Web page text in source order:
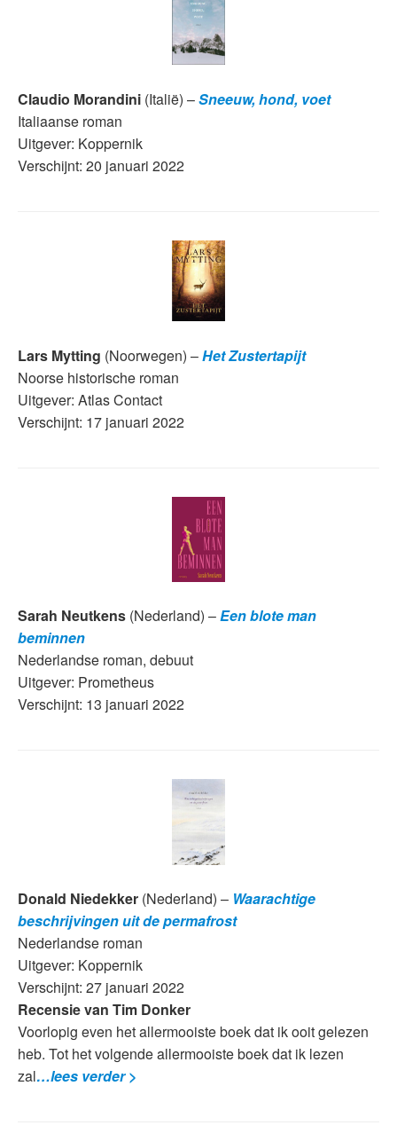
Claudio Morandini (Italië) –Sneeuw, hond, voet
Italiaanse roman
Uitgever: Koppernik
Verschijnt: 20 januari 2022
Lars Mytting (Noorwegen) –Het Zustertapijt
Noorse historische roman
Uitgever: Atlas Contact
Verschijnt: 17 januari 2022
Sarah Neutkens (Nederland) –Een blote man
beminnen
Nederlandse roman, debuut
Uitgever: Prometheus
Verschijnt: 13 januari 2022
Donald Niedekker (Nederland) – Waarachtige
beschrijvingen uit de permafrost
Nederlandse roman
Uitgever: Koppernik
Verschijnt: 27 januari 2022
Recensie van Tim Donker
Voorlopig even het allermooiste boek dat ik ooit gelezen
heb. Tot het volgende allermooiste boek dat ik lezen
zal…lees verder >